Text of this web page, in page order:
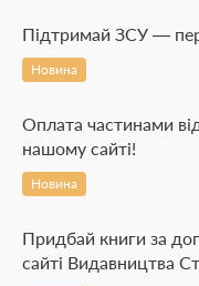
Підтримай ЗСУ —
Новина
Оплата частинами
нашому сайті!
Новина
Придбай книги за
сайті Видавництва